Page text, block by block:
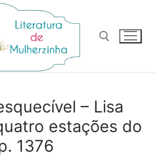
– Lisa
estações do
1376